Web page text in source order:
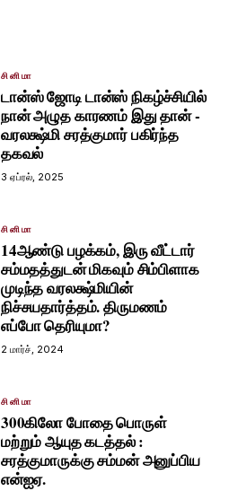
சினிமா
டான்ஸ் ஜோடி டான்ஸ் நிகழ்ச்சியில்
நான் அழுத காரணம் இது தான் -
வரலக்ஷ்மி சரத்குமார் பகிர்ந்த
தகவல்
3 ஏப்ரல், 2025
சினிமா
14ஆண்டு பழக்கம், இரு வீட்டார்
சம்மதத்துடன் மிகவும் சிம்பிளாக
முடிந்த வரலக்ஷ்மியின்
நிச்சயதார்த்தம். திருமணம்
எப்போ தெரியுமா?
2 மார்ச், 2024
சினிமா
300கிலோ போதை பொருள்
மற்றும் ஆயுத கடத்தல் :
சரத்குமாருக்கு சம்மன் அனுப்பிய
என்ஐஏ.